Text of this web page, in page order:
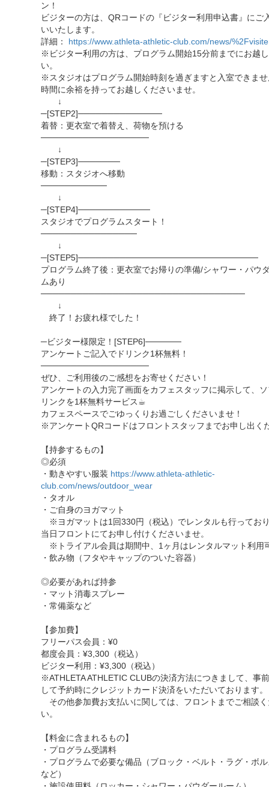
ン！
ビジターの方は、QRコードの『ビジター利用申込書』にご
いいたします。
詳細： https://www.athleta-athletic-club.com/news/
※ビジター利用の方は、プログラム開始15分前までにお越
い。
※スタジオはプログラム開始時刻を過ぎますと入室できま
時間に余裕を持ってお越しくださいませ。
↓
─[STEP2]──────────────
着替：更衣室で着替え、荷物を預ける
──────────────────
↓
─[STEP3]───────
移動：スタジオへ移動
───────────
↓
─[STEP4]────────────
スタジオでプログラムスタート！
────────────────
↓
─[STEP5]──────────────────────────────
プログラム終了後：更衣室でお帰りの準備/シャワー・パウ
ムあり
──────────────────────────────────
↓
終了！お疲れ様でした！
─ビジター様限定！[STEP6]──────
アンケートご記入でドリンク1杯無料！
──────────────────
ぜひ、ご利用後のご感想をお寄せください！
アンケートの入力完了画面をカフェスタッフに掲示して、
リンクを1杯無料サービス☕︎
カフェスペースでごゆっくりお過ごしくださいませ！
※アンケートQRコードはフロントスタッフまでお申し出く
【持参するもの】
◎必須
・動きやすい服装 https://www.athleta-athletic-
club.com/news/outdoor_wear
・タオル
・ご自身のヨガマット
※ヨガマットは1回330円（税込）でレンタルも行ってお
当日フロントにてお申し付けくださいませ。
※トライアル会員は期間中、1ヶ月はレンタルマット利用
・飲み物（フタやキャップのついた容器）
◎必要があれば持参
・マット消毒スプレー
・常備薬など
【参加費】
フリーパス会員：¥0
都度会員：¥3,300（税込）
ビジター利用：¥3,300（税込）
※ATHLETA ATHLETIC CLUBの決済方法につきまして、事
して予約時にクレジットカード決済をいただいております。
その他参加費お支払いに関しては、フロントまでご相談
い。
【料金に含まれるもの】
・プログラム受講料
・プログラムで必要な備品（ブロック・ベルト・ラグ・ボ
など）